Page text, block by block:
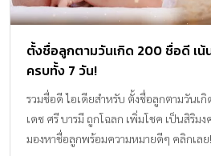
ตั้งชื่อลูกตามวันเกิด 200 ชื่อดี เน้
ครบทั้ง 7 วัน!
รวมชื่อดี ไอเดียสำหรับ ตั้งชื่อลูกตามวันเ
เดช ศรี บารมี ถูกโฉลก เพิ่มโชค เป็นสิริม
มองหาชื่อลูกพร้อมความหมายดีๆ คลิกเลย!